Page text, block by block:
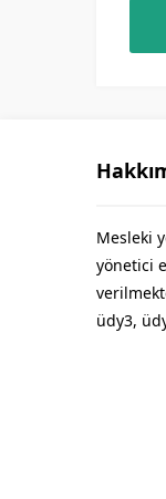
Mesleki
yönetici
üdy3,